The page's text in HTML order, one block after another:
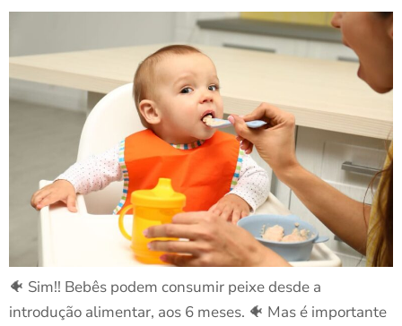
🐠 Sim!! Bebês podem consumir peixe desde a
introdução alimentar, aos 6 meses. 🐠 Mas é importante